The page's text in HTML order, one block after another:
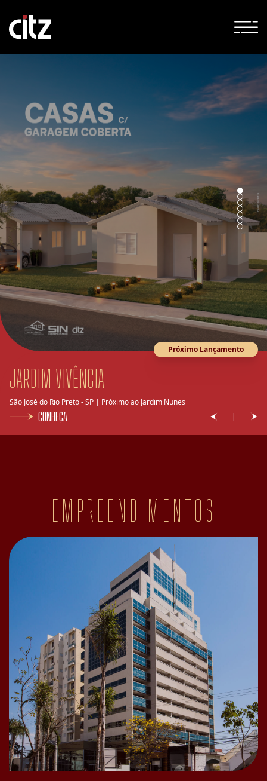
Próximo Lançamento
São José do Rio Preto - SP | Próximo ao Muffato Damha
CONHEÇA
BARÃO DE TEFFÉ